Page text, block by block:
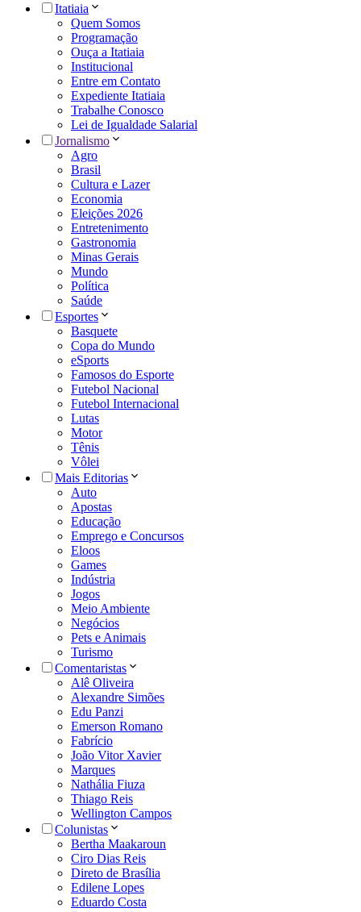
Itatiaia
Quem Somos
Programação
Ouça a Itatiaia
Institucional
Entre em Contato
Expediente Itatiaia
Trabalhe Conosco
Lei de Igualdade Salarial
Jornalismo
Agro
Brasil
Cultura e Lazer
Economia
Eleições 2026
Entretenimento
Gastronomia
Minas Gerais
Mundo
Política
Saúde
Esportes
Basquete
Copa do Mundo
eSports
Famosos do Esporte
Futebol Nacional
Futebol Internacional
Lutas
Motor
Tênis
Vôlei
Mais Editorias
Auto
Apostas
Educação
Emprego e Concursos
Eloos
Games
Indústria
Jogos
Meio Ambiente
Negócios
Pets e Animais
Turismo
Comentaristas
Alê Oliveira
Alexandre Simões
Edu Panzi
Emerson Romano
Fabrício
João Vitor Xavier
Marques
Nathália Fiuza
Thiago Reis
Wellington Campos
Colunistas
Bertha Maakaroun
Ciro Dias Reis
Direto de Brasília
Edilene Lopes
Eduardo Costa